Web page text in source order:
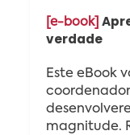
[e-book]
verdade
Este eBook
magnitude.